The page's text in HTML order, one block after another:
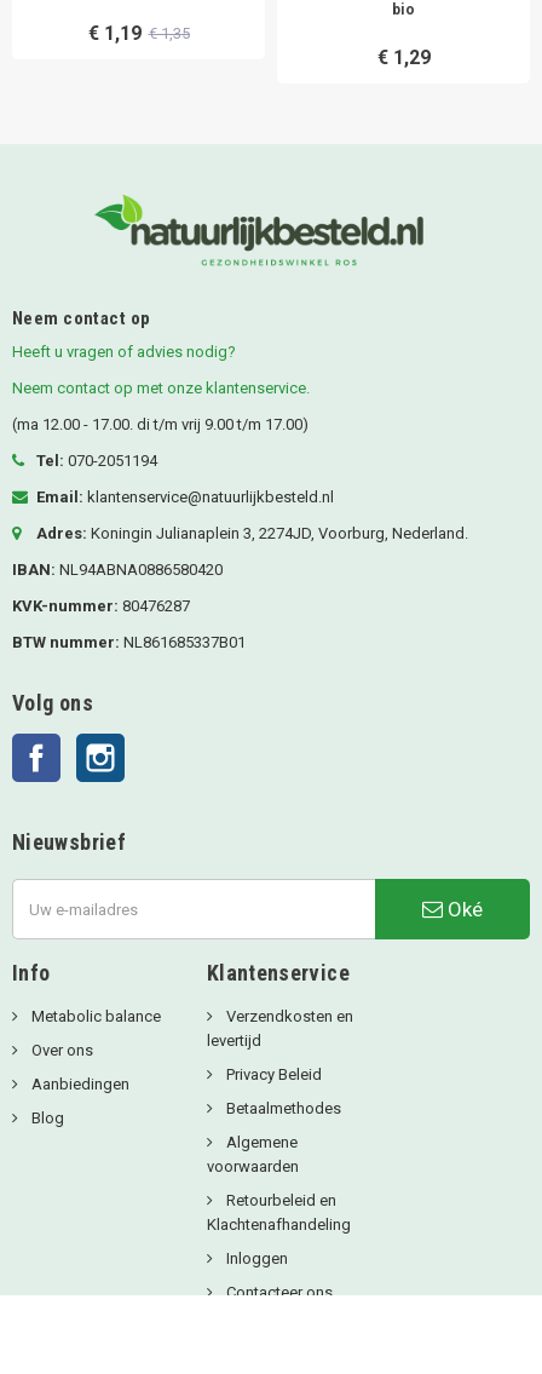
€ 1,19 € 1,35
bio
€ 1,29
Neem contact op
Heeft u vragen of advies nodig?
Neem contact op met onze klantenservice.
(ma 12.00 - 17.00. di t/m vrij 9.00 t/m 17.00)
Tel: 070-2051194
Email: klantenservice@natuurlijkbesteld.nl
Adres: Koningin Julianaplein 3, 2274JD, Voorburg, Nederland.
IBAN: NL94ABNA0886580420
KVK-nummer: 80476287
BTW nummer: NL861685337B01
Volg ons
Facebook
Nieuwsbrief
Oké
Info
Metabolic balance
Over ons
Aanbiedingen
Blog
Klantenservice
Verzendkosten en
levertijd
Privacy Beleid
Betaalmethodes
Algemene
voorwaarden
Retourbeleid en
Klachtenafhandeling
Inloggen
Contacteer ons